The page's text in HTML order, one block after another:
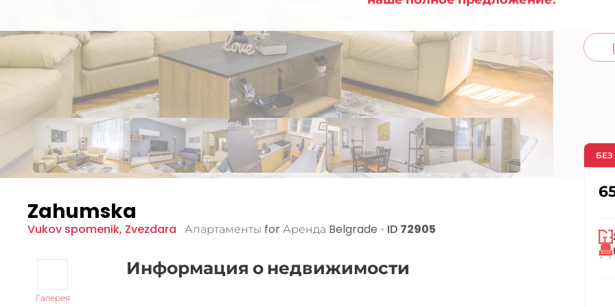
Zahumska
Vukov spomenik, Zvezdara Апартаменты for Аренда Belgrade • ID 72905
Галерея
Информация о недвижимости